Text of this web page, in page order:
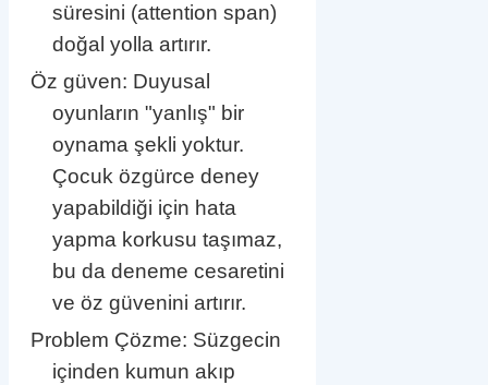
süresini (attention span)
doğal yolla artırır.
Öz güven: Duyusal
oyunların "yanlış" bir
oynama şekli yoktur.
Çocuk özgürce deney
yapabildiği için hata
yapma korkusu taşımaz,
bu da deneme cesaretini
ve öz güvenini artırır.
Problem Çözme: Süzgecin
içinden kumun akıp